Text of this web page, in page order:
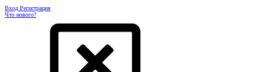
Вход Регистрация
Что нового?